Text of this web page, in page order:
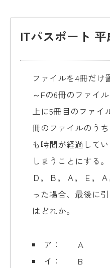
ITパスポート 平
ファイルを4冊だけ
～Fの6冊のファイ
上に5冊目のファイ
冊のファイルのう
も時間が経過して
しまうことにする
Ｄ，Ｂ，Ａ，Ｅ，
った場合、最後に
はどれか。
ア： A
イ： B